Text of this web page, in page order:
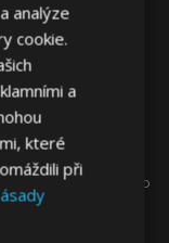
v Evropě, jako
deflektory,
rámy, ...
analýze
cookie.
a
které
při